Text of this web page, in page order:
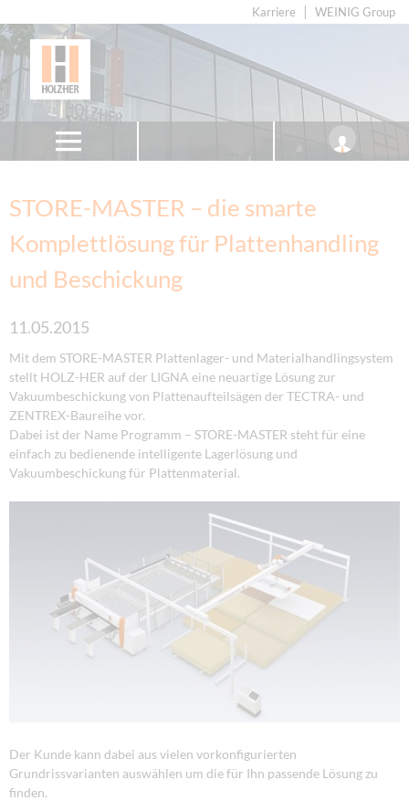
Karriere WEINIG Group
STORE-MASTER – die smarte
Komplettlösung für Plattenhandling
und Beschickung
11.05.2015
Mit dem STORE-MASTER Plattenlager- und Materialhandlingsystem
stellt HOLZ-HER auf der LIGNA eine neuartige Lösung zur
Vakuumbeschickung von Plattenaufteilsägen der TECTRA- und
ZENTREX-Baureihe vor.
Dabei ist der Name Programm – STORE-MASTER steht für eine
einfach zu bedienende intelligente Lagerlösung und
Vakuumbeschickung für Plattenmaterial.
Der Kunde kann dabei aus vielen vorkonfigurierten
Grundrissvarianten auswählen um die für Ihn passende Lösung zu
finden.